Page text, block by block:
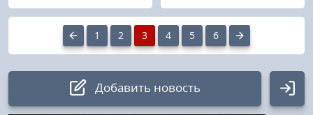
1 2 3 4 5 6
Добавить новость